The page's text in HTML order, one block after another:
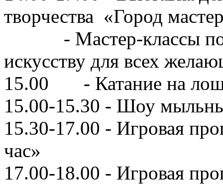
творчества «Город
- Мастер-классы по
искусству для всех
15.00 - Катание на
15.00-15.30 - Шоу
15.30-17.00 - Игровая
час»
17.00-18.00 - Игровая